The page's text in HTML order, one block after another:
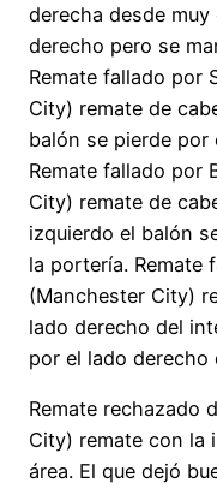
derecha desde
derecho pero se
Remate fallado por
City) remate de
balón se pierde por
Remate fallado por
City) remate de
izquierdo el balón
la portería. Remate
(Manchester City)
lado derecho del
por el lado derecho
Remate rechazado
City) remate con la
área. El que dejó